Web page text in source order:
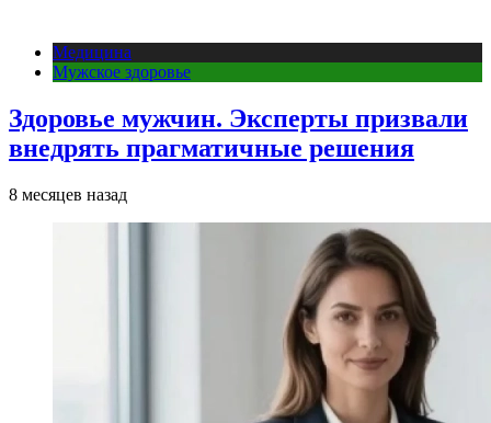
Медицина
Мужское здоровье
Здоровье мужчин. Эксперты призвали
внедрять прагматичные решения
8 месяцев назад